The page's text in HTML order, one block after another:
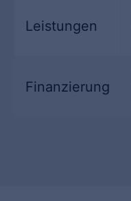
Leistungen
Finanzierung